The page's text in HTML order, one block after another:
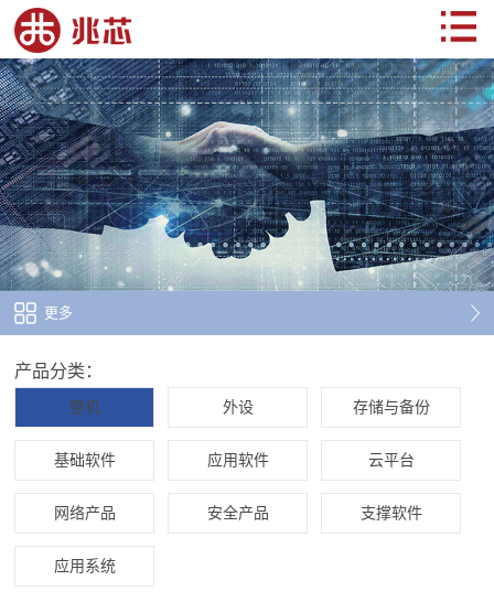
更多
产品分类：
整机 外设 存储与备份
基础软件 应用软件 云平台
网络产品 安全产品 支撑软件
应用系统